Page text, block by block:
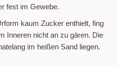
fest im Gewebe.
kaum Zucker enthielt, fing
Inneren nicht an zu gären. Die
im heißen Sand liegen.